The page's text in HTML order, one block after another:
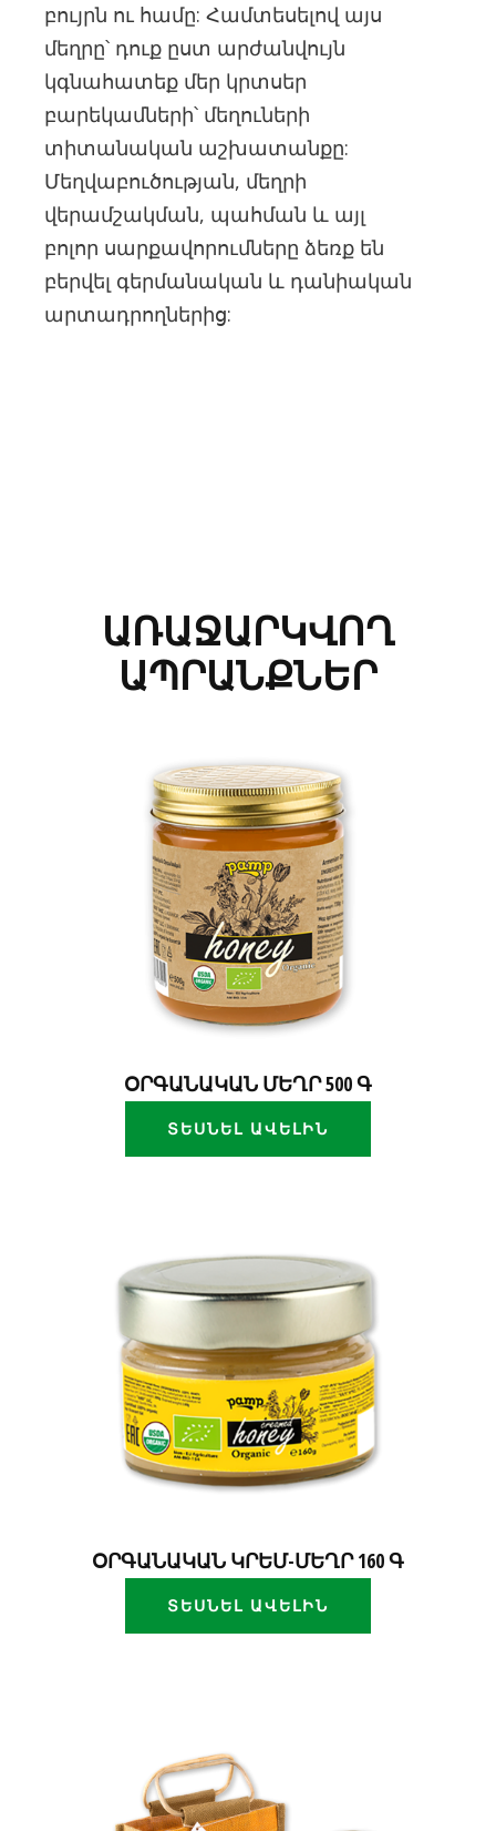
բույրն ու համը: Համտեսելով այս
մեղրը՝ դուք ըստ արժանվույն
կգնահատեք մեր կրտսեր
բարեկամների՝ մեղուների
տիտանական աշխատանքը:
Մեղվաբուծության, մեղրի
վերամշակման, պահման և այլ
բոլոր սարքավորումները ձեռք են
բերվել գերմանական և դանիական
արտադրողներից:
ԱՌԱՋԱՐԿՎՈՂ
ԱՊՐԱՆՔՆԵՐ
ՕՐԳԱՆԱԿԱՆ ՄԵՂՐ 500 Գ
ՏԵՍՆԵԼ ԱՎԵԼԻՆ
ՕՐԳԱՆԱԿԱՆ ԿՐԵՄ-ՄԵՂՐ 160 Գ
ՏԵՍՆԵԼ ԱՎԵԼԻՆ